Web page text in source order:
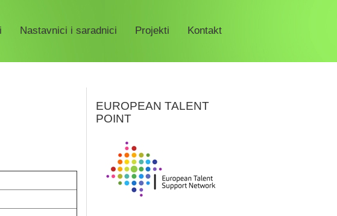
Nastavnici i saradnici Projekti Kontakt
EUROPEAN TALENT
POINT